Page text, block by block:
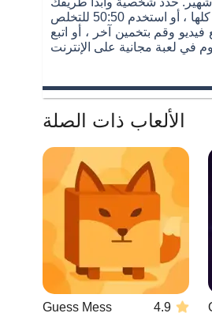
لكسب مليون. كما هو الحال في اختبار التلفزيون ، لديك ثلاث تلميحات. اتصل بصديق لاستشارة أحد الخبراء ، واطلب من الجمهور تحليل معقولية الإجابات الأربعة كلها ، أو استخدم 50:50 للتخلص
وقم بتخمين آخر ، أو اتبع
الألعاب ذات الصلة
Guess Mess 4.9